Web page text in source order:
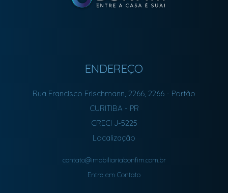
ENDEREÇO
Rua Francisco Frischmann, 2266, 2266 - Portão
CURITIBA - PR
CRECI J-5225
Localização
contato@imobiliariabonfim.com.br
Entre em Contato